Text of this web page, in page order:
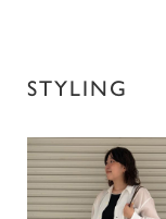
STYLING